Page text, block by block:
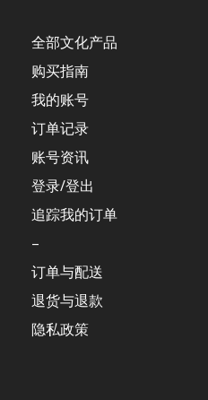
全部文化产品
购买指南
我的账号
订单记录
账号资讯
登录/登出
追踪我的订单
–
订单与配送
退货与退款
隐私政策